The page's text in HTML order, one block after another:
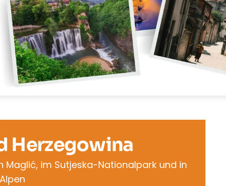
Herzegowina
im Sutjeska-Nationalpark und in